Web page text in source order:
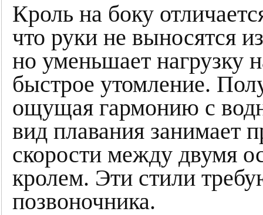
Кроль на боку
что руки не выносятся
но уменьшает
быстрое утомление.
ощущая гармонию с
вид плавания занимает
скорости между двумя
кролем. Эти стили
позвоночника.